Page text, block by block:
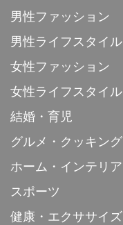
男性ファッション
男性ライフスタイル
女性ファッション
女性ライフスタイル
結婚・育児
グルメ・クッキング
ホーム・インテリア
スポーツ
健康・エクササイズ